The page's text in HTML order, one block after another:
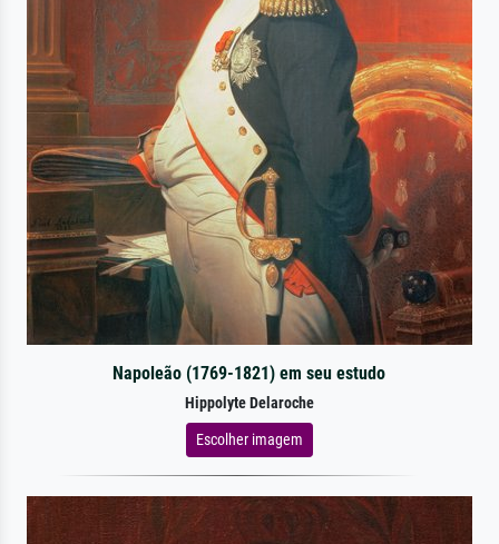
Napoleão (1769-1821) em seu estudo
Hippolyte Delaroche
Escolher imagem